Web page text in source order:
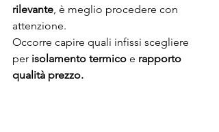
rilevante, è meglio procedere con
attenzione.
Occorre capire quali infissi scegliere
per isolamento termico e rapporto
qualità prezzo.